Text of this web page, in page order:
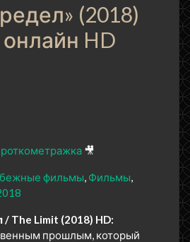
(2018)
HD
🎥
фильмы Фильмы
The Limit (2018) HD:
прошлым, который